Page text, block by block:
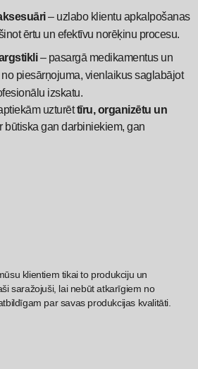
– uzlabo klientu apkalpošanas
ērtu un efektīvu norēķinu procesu.
– pasargā medikamentus un
piesārņojuma, vienlaikus saglabājot
izskatu.
uzturēttīru, organizētu un
būtiska gan darbiniekiem, gan
klientiem tikai to produkciju un
saražojuši, lai nebūt atkarīgiem no
par savas produkcijas kvalitāti.